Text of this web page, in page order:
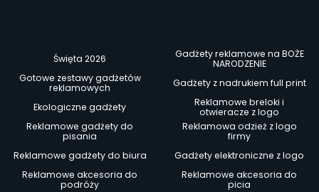
Święta 2026
Gadżety reklamowe na BOŻE
NARODZENIE
Gotowe zestawy gadżetów
reklamowych
Gadżety z nadrukiem full print
Ekologiczne gadżety
Reklamowe breloki i
otwieracze z logo
Reklamowe gadżety do
pisania
Reklamowa odzież z logo
firmy
Reklamowe gadżety do biura
Gadżety elektroniczne z logo
Reklamowe akcesoria do
podróży
Reklamowe akcesoria do
picia